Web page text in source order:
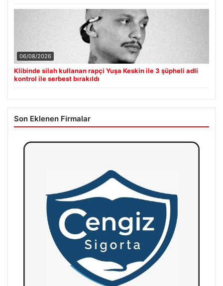
06/08/2026
Klibinde silah kullanan rapçi Yuşa Keskin ile 3 şüpheli adli
kontrol ile serbest bırakıldı
Son Eklenen Firmalar